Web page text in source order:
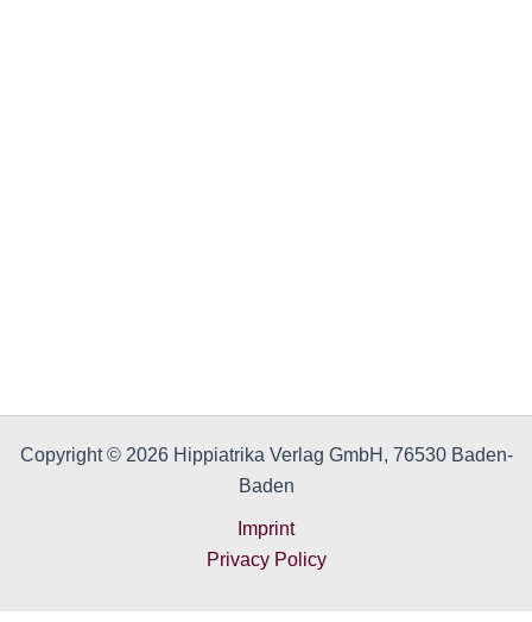
Copyright © 2026 Hippiatrika Verlag GmbH, 76530 Baden-
Baden
Imprint
Privacy Policy